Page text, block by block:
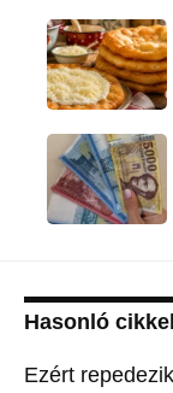
Hasonló
Ezért